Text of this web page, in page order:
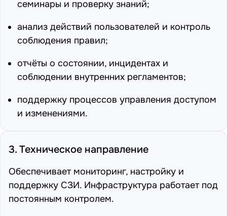
семинары и проверку знаний;
анализ действий пользователей и контроль
соблюдения правил;
отчёты о состоянии, инцидентах и
соблюдении внутренних регламентов;
поддержку процессов управления доступом
и изменениями.
3. Техническое направление
Обеспечивает мониторинг, настройку и
поддержку СЗИ. Инфраструктура работает под
постоянным контролем.